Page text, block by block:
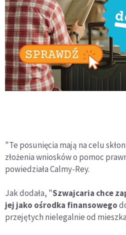
"Te posunięcia mają na celu
złożenia wniosków o pomoc
powiedziała Calmy-Rey.
Jak dodała, "Szwajcaria chce
jej jako ośrodka finansowego
przejętych nielegalnie od